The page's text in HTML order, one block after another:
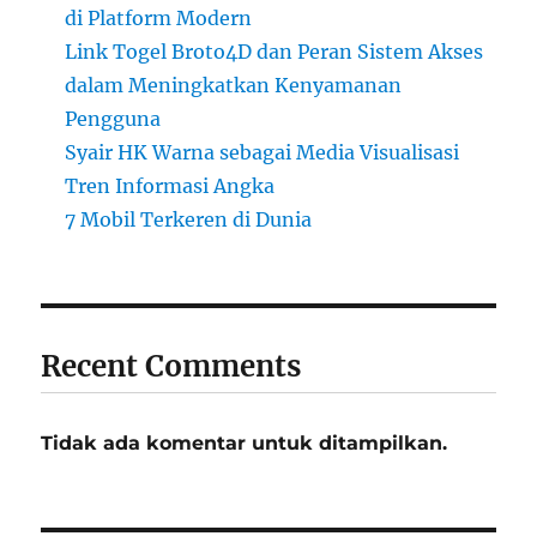
di Platform Modern
Link Togel Broto4D dan Peran Sistem Akses
dalam Meningkatkan Kenyamanan
Pengguna
Syair HK Warna sebagai Media Visualisasi
Tren Informasi Angka
7 Mobil Terkeren di Dunia
Recent Comments
Tidak ada komentar untuk ditampilkan.